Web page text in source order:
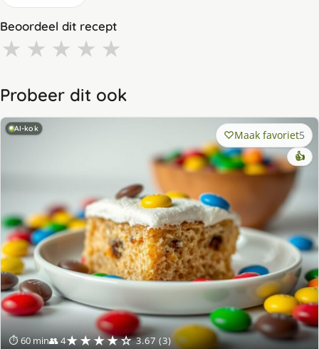
Beoordeel dit recept
★ ★ ★ ★ ★
Probeer dit ook
AI-kok
⏱ 60 min👥 4★★★★☆ 3.67 (3)
Maak favoriet5
👍